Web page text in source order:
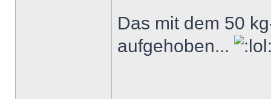
Das mit dem 50
aufgehoben...